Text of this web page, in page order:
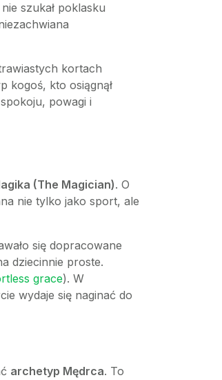
szukał poklasku
kortach
kogoś, kto osiągnął
powagi i
(The Magician). O
nie tylko jako sport, ale
się dopracowane
dziecinnie proste.
grace). W
wydaje się naginać do
archetyp Mędrca. To